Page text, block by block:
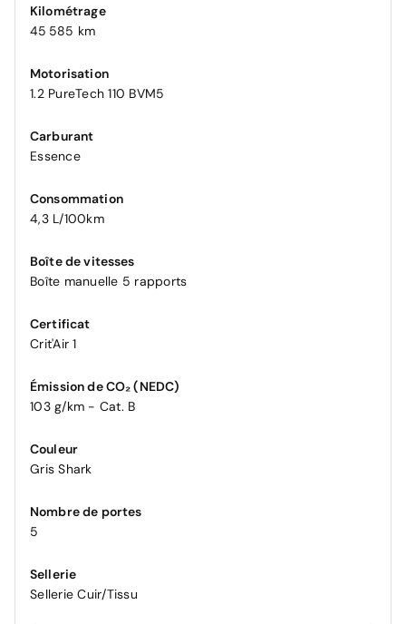
Kilométrage
45 585 km
Motorisation
1.2 PureTech 110 BVM5
Carburant
Essence
Consommation
4,3 L/100km
Boîte de vitesses
Boîte manuelle 5 rapports
Certificat
Crit'Air 1
Émission de CO₂ (NEDC)
103 g/km - Cat. B
Couleur
Gris Shark
Nombre de portes
5
Sellerie
Sellerie Cuir/Tissu